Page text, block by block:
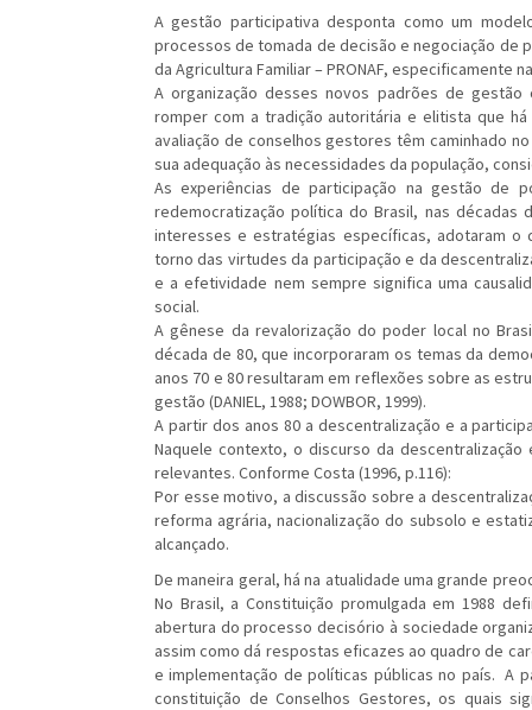
A gestão participativa desponta como um
processos de tomada de decisão e negociação de
da Agricultura Familiar – PRONAF, especificamente
A organização desses novos padrões de
romper com a tradição autoritária e elitista que
avaliação de conselhos gestores têm caminhado
sua adequação às necessidades da população,
As experiências de participação na gestão de
redemocratização política do Brasil, nas
interesses e estratégias específicas, adotaram o
torno das virtudes da participação e da
e a efetividade nem sempre significa uma
social.
A gênese da revalorização do poder local no
década de 80, que incorporaram os temas da
anos 70 e 80 resultaram em reflexões sobre as
gestão (DANIEL, 1988; DOWBOR, 1999).
A partir dos anos 80 a descentralização e a
Naquele contexto, o discurso da
relevantes. Conforme Costa (1996, p.116):
Por esse motivo, a discussão sobre a
reforma agrária, nacionalização do subsolo e
alcançado.
De maneira geral, há na atualidade uma grande
No Brasil, a Constituição promulgada em 1988
abertura do processo decisório à sociedade
assim como dá respostas eficazes ao quadro de
e implementação de políticas públicas no país. A
constituição de Conselhos Gestores, os quais